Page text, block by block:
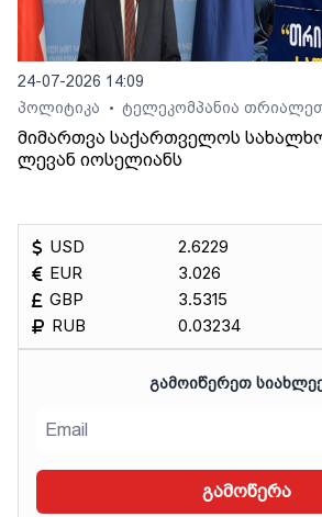
24-07-2026 14:09
პოლიტიკა
• ტელეკომპანია
მიმართვა საქართველოს
ლევან იოსელიანს
USD
EUR
GBP
RUB
2.6229
3.026
3.5315
0.03234
ᲒᲐᲛᲝᲘᲬᲔᲠᲔᲗ
გამოწერა